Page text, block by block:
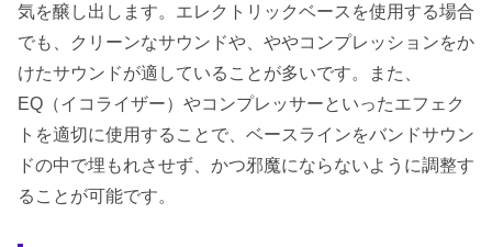
気を醸し出します。エレクトリックベースを使用する場合
でも、クリーンなサウンドや、ややコンプレッションをか
けたサウンドが適していることが多いです。また、
EQ（イコライザー）やコンプレッサーといったエフェク
トを適切に使用することで、ベースラインをバンドサウン
ドの中で埋もれさせず、かつ邪魔にならないように調整す
ることが可能です。